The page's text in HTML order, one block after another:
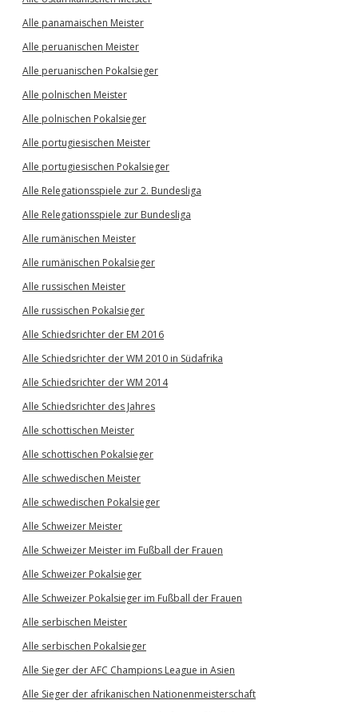
Alle panamaischen Meister
Alle peruanischen Meister
Alle peruanischen Pokalsieger
Alle polnischen Meister
Alle polnischen Pokalsieger
Alle portugiesischen Meister
Alle portugiesischen Pokalsieger
Alle Relegationsspiele zur 2. Bundesliga
Alle Relegationsspiele zur Bundesliga
Alle rumänischen Meister
Alle rumänischen Pokalsieger
Alle russischen Meister
Alle russischen Pokalsieger
Alle Schiedsrichter der EM 2016
Alle Schiedsrichter der WM 2010 in Südafrika
Alle Schiedsrichter der WM 2014
Alle Schiedsrichter des Jahres
Alle schottischen Meister
Alle schottischen Pokalsieger
Alle schwedischen Meister
Alle schwedischen Pokalsieger
Alle Schweizer Meister
Alle Schweizer Meister im Fußball der Frauen
Alle Schweizer Pokalsieger
Alle Schweizer Pokalsieger im Fußball der Frauen
Alle serbischen Meister
Alle serbischen Pokalsieger
Alle Sieger der AFC Champions League in Asien
Alle Sieger der afrikanischen Nationenmeisterschaft